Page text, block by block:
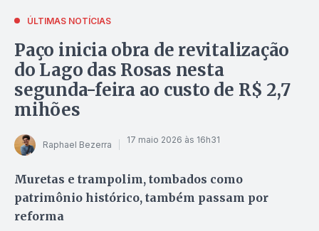
ÚLTIMAS NOTÍCIAS
Paço inicia obra de revitalização
do Lago das Rosas nesta
segunda-feira ao custo de R$ 2,7
mihões
Raphael Bezerra 17 maio 2026 às 16h31
Muretas e trampolim, tombados como
patrimônio histórico, também passam por
reforma